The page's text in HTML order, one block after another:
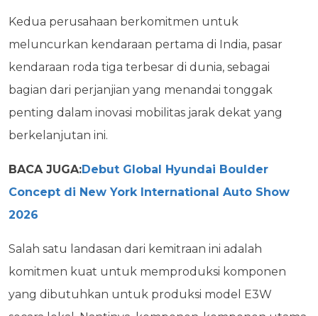
Kedua perusahaan berkomitmen untuk
meluncurkan kendaraan pertama di India, pasar
kendaraan roda tiga terbesar di dunia, sebagai
bagian dari perjanjian yang menandai tonggak
penting dalam inovasi mobilitas jarak dekat yang
berkelanjutan ini.
BACA JUGA:Debut Global Hyundai Boulder
Concept di New York International Auto Show
2026
Salah satu landasan dari kemitraan ini adalah
komitmen kuat untuk memproduksi komponen
yang dibutuhkan untuk produksi model E3W